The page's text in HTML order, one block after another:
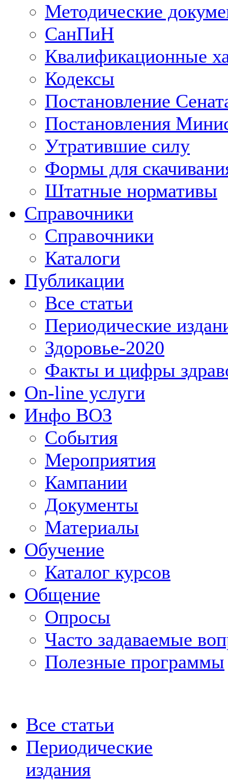
Методические
СанПиН
Квалификационные
Кодексы
Постановление
Постановления
Утратившие силу
Формы для
Штатные нормативы
Справочники
Справочники
Каталоги
Публикации
Все статьи
Периодические
Здоровье-2020
Факты и цифры
On-line услуги
Инфо ВОЗ
События
Мероприятия
Кампании
Документы
Материалы
Обучение
Каталог курсов
Общение
Опросы
Часто задаваемые
Полезные программы
Все статьи
Периодические
издания